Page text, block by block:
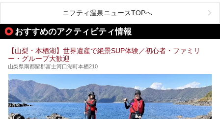
も、これからの季節に嬉しい、じんわりと体の芯まで温ま
る“ぬる湯”が豊富なのも魅力。今回は、湯質も抜群で心ゆく
までリラックスできる山梨のお得な日帰り温泉を、実際体験
した感想と共に紹介します。
※ぬる湯とは35℃～39℃程度の体温に近いぬるめ温泉のこ
ニフティ温泉ニュースTOPへ
おすすめのアクティビティ情報
【山梨・本栖湖】世界遺産で絶景SUP体験／初心者・ファミリ
ー・グループ大歓迎
山梨県南都留郡富士河口湖町本栖210